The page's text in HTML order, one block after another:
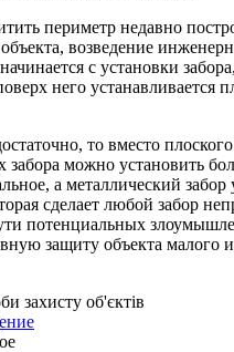
периметр недавно
возведение
с установки
него устанавливается
то вместо плоского
забора можно установить
а металлический забор
сделает любой забор
потенциальных
защиту объекта малого
захисту об'єктів